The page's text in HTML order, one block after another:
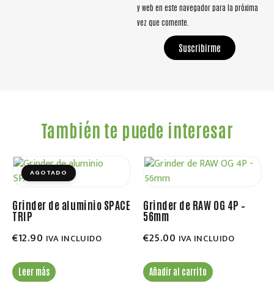
y web en este navegador para la próxima
vez que comente.
Suscribirme
También te puede interesar
AGOTADO
Grinder de aluminio SPACE
TRIP
€12.90 IVA INCLUIDO
Leer más
Grinder de RAW OG 4P –
56mm
€25.00 IVA INCLUIDO
Añadir al carrito